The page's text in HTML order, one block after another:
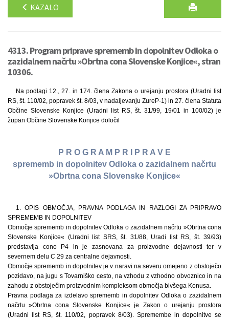
KAZALO
4313. Program priprave sprememb in dopolnitev Odloka o
zazidalnem načrtu »Obrtna cona Slovenske Konjice«, stran
10306.
Na podlagi 12., 27. in 174. člena Zakona o urejanju prostora (Uradni list
RS, št. 110/02, popravek št. 8/03, v nadaljevanju ZureP-1) in 27. člena Statuta
Občine Slovenske Konjice (Uradni list RS, št. 31/99, 19/01 in 100/02) je
župan Občine Slovenske Konjice določil
P R O G R A M P R I P R A V E
sprememb in dopolnitev Odloka o zazidalnem načrtu
»Obrtna cona Slovenske Konjice«
1. OPIS OBMOČJA, PRAVNA PODLAGA IN RAZLOGI ZA PRIPRAVO
SPREMEMB IN DOPOLNITEV
Območje sprememb in dopolnitev Odloka o zazidalnem načrtu »Obrtna cona
Slovenske Konjice« (Uradni list SRS, št. 31/88, Uradi list RS, št. 39/93)
predstavlja cono P4 in je zasnovana za proizvodne dejavnosti ter v
severnem delu C 29 za centralne dejavnosti.
Območje sprememb in dopolnitev je v naravi na severu omejeno z obstoječo
pozidavo, na jugu s Tovarniško cesto, na vzhodu z vzhodno obvoznico in na
zahodu z obstoječim proizvodnim kompleksom območja bivšega Konusa.
Pravna podlaga za izdelavo sprememb in dopolnitev Odloka o zazidalnem
načrtu »Obrtna cona Slovenske Konjice« je Zakon o urejanju prostora
(Uradni list RS, št. 110/02, popravek 8/03). Spremembe in dopolnitve se